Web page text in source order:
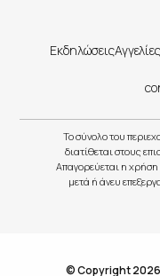
ΕκδηλώσειςΑγγελίες
Το σύνολο του
διατίθεται στους
Απαγορεύεται η χρήση
μετά ή άνευ
© Copyright 2026